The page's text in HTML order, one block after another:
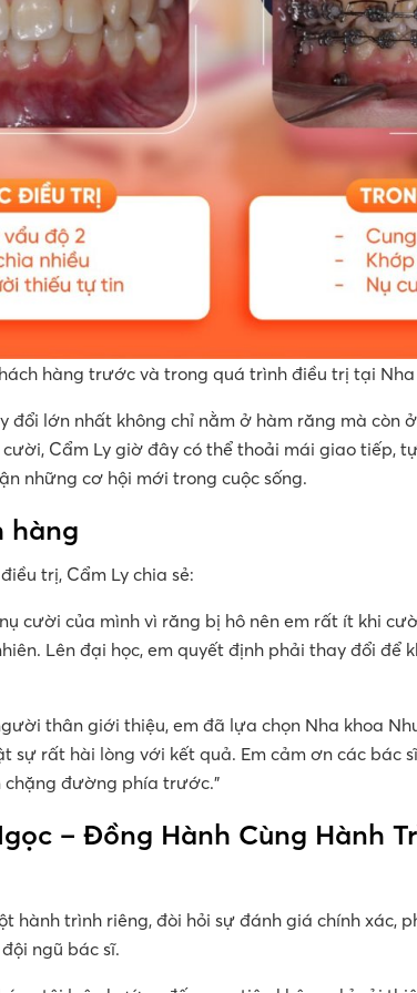
hàng trước và trong quá trình điều trị tại
đổi lớn nhất không chỉ nằm ở hàm răng mà còn
Cẩm Ly giờ đây có thể thoải mái giao tiếp,
những cơ hội mới trong cuộc sống.
hàng
trị, Cẩm Ly chia sẻ:
cười của mình vì răng bị hô nên em rất ít khi
Lên đại học, em quyết định phải thay đổi để
thân giới thiệu, em đã lựa chọn Nha khoa
sự rất hài lòng với kết quả. Em cảm ơn các bác
đường phía trước.”
– Đồng Hành Cùng Hành
hành trình riêng, đòi hỏi sự đánh giá chính xác,
ngũ bác sĩ.